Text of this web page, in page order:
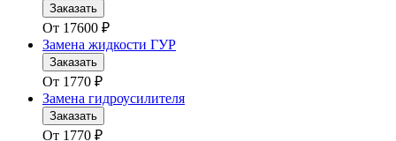
Заказать
От 17600 ₽
Замена жидкости ГУР
Заказать
От 1770 ₽
Замена гидроусилителя
Заказать
От 1770 ₽